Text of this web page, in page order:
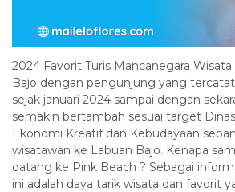
2024 Favorit Turis Mancanegara
Bajo dengan pengunjung yang tercatat
sejak januari 2024 sampai dengan
semakin bertambah sesuai target
Ekonomi Kreatif dan Kebudayaan
wisatawan ke Labuan Bajo. Kenapa
datang ke Pink Beach ? Sebagai
ini adalah daya tarik wisata dan favorit